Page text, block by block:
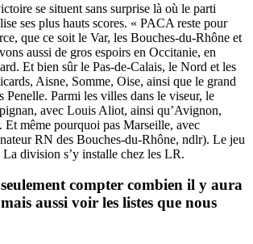
se situent sans surprise là où le parti
ses plus hauts scores. « PACA reste pour
que ce soit le Var, les Bouches-du-Rhône et
aussi de gros espoirs en Occitanie, en
Et bien sûr le Pas-de-Calais, le Nord et les
Aisne, Somme, Oise, ainsi que le grand
Penelle. Parmi les villes dans le viseur, le
avec Louis Aliot, ainsi qu’Avignon,
Et même pourquoi pas Marseille, avec
RN des Bouches-du-Rhône, ndlr). Le jeu
La division s’y installe chez les LR.
compter combien il y aura
aussi voir les listes que nous